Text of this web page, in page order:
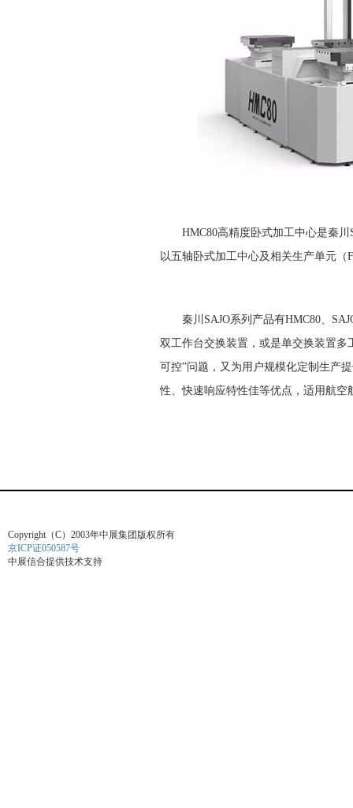
HMC80高精度卧式加工中心是秦川
以五轴卧式加工中心及相关生产单元
秦川SAJO系列产品有HMC80、
双工作台交换装置，或是单交换装置
可控”问题，又为用户规模化定制生产
性、快速响应特性佳等优点，适用航
Copyright（C）2003年中展集团版权所有
京ICP证050587号
中展信合提供技术支持